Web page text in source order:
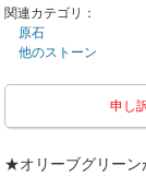
関連カテゴリ：
原石
他のストーン
申し
★オリーブグリーン